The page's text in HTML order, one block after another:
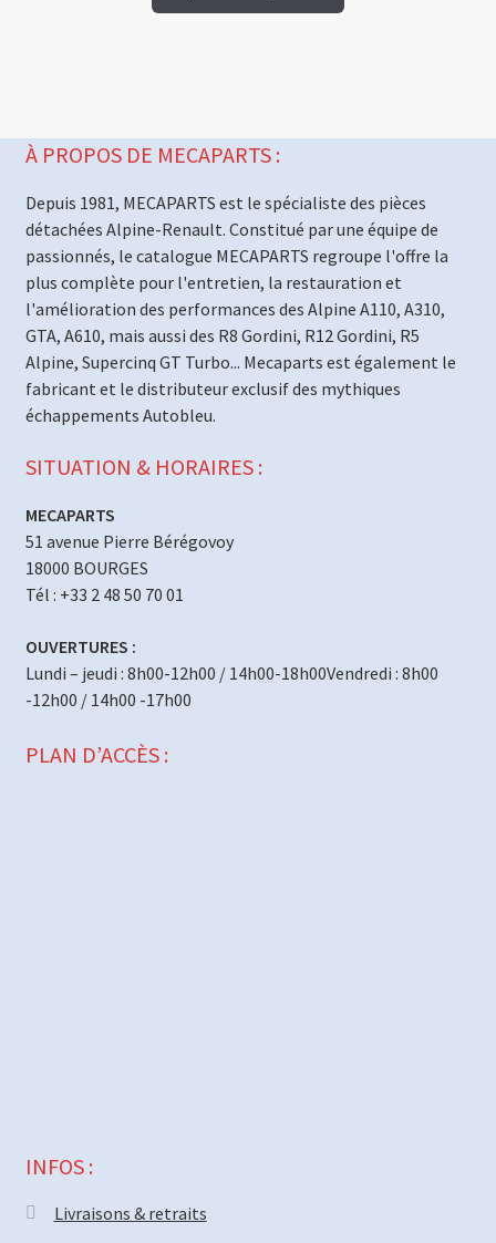
À PROPOS DE MECAPARTS :
Depuis 1981, MECAPARTS est le spécialiste des pièces
détachées Alpine-Renault. Constitué par une équipe de
passionnés, le catalogue MECAPARTS regroupe l'offre la
plus complète pour l'entretien, la restauration et
l'amélioration des performances des Alpine A110, A310,
GTA, A610, mais aussi des R8 Gordini, R12 Gordini, R5
Alpine, Supercinq GT Turbo... Mecaparts est également le
fabricant et le distributeur exclusif des mythiques
échappements Autobleu.
SITUATION & HORAIRES :
MECAPARTS
51 avenue Pierre Bérégovoy
18000 BOURGES
Tél : +33 2 48 50 70 01
OUVERTURES :
Lundi – jeudi : 8h00-12h00 / 14h00-18h00Vendredi : 8h00
-12h00 / 14h00 -17h00
PLAN D’ACCÈS :
INFOS :
Livraisons & retraits